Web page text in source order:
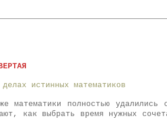
истинных математиков
математики полностью
как выбрать время нужных